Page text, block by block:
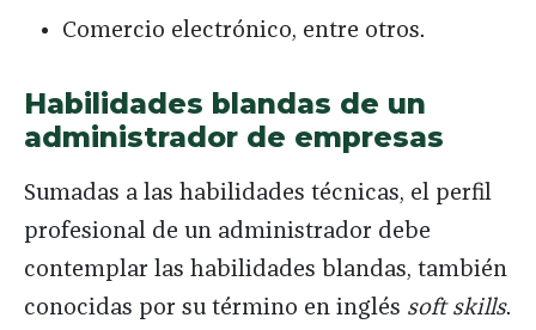
Comercio electrónico, entre otros.
Habilidades blandas de un
administrador de empresas
Sumadas a las habilidades técnicas, el perfil
profesional de un administrador debe
contemplar las habilidades blandas, también
conocidas por su término en inglés soft skills.